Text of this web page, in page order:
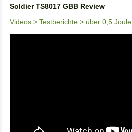
Soldier TS8017 GBB Review
Videos > Testberichte > über 0,5 Joule